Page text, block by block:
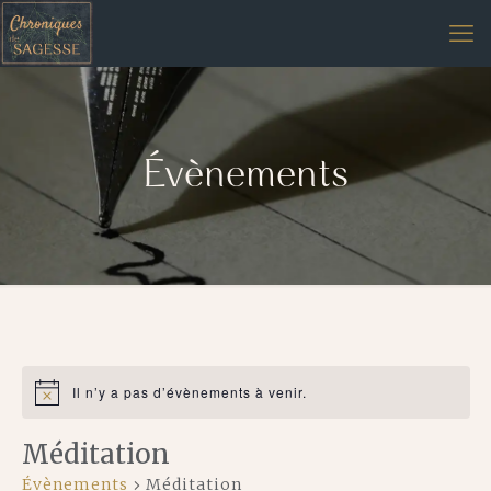
Évènements
NoticeIl n’y a pas d’évènements à venir.
Méditation
Évènements Méditation